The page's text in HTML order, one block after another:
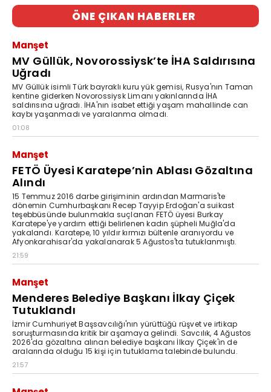
ÖNE ÇIKAN HABERLER
Manşet
MV Güllük, Novorossiysk’te İHA Saldırısına
Uğradı
MV Güllük isimli Türk bayraklı kuru yük gemisi, Rusya'nın Taman
kentine giderken Novorossiysk Limanı yakınlarında İHA
saldırısına uğradı. İHA'nın isabet ettiği yaşam mahallinde can
kaybı yaşanmadı ve yaralanma olmadı.
01:08
Manşet
FETÖ Üyesi Karatepe’nin Ablası Gözaltına
Alındı
15 Temmuz 2016 darbe girişiminin ardından Marmaris'te
dönemin Cumhurbaşkanı Recep Tayyip Erdoğan'a suikast
teşebbüsünde bulunmakla suçlanan FETÖ üyesi Burkay
Karatepe'ye yardım ettiği belirlenen kadın şüpheli Muğla'da
yakalandı. Karatepe, 10 yıldır kırmızı bültenle aranıyordu ve
Afyonkarahisar'da yakalanarak 5 Ağustos'ta tutuklanmıştı.
21:59
Manşet
Menderes Belediye Başkanı İlkay Çiçek
Tutuklandı
İzmir Cumhuriyet Başsavcılığı'nın yürüttüğü rüşvet ve irtikap
soruşturmasında kritik bir aşamaya gelindi. Savcılık, 4 Ağustos
2026'da gözaltına alınan belediye başkanı İlkay Çiçek'in de
aralarında olduğu 15 kişi için tutuklama talebinde bulundu.
21:57